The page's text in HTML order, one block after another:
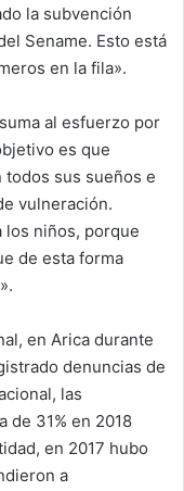
la subvención
Sename. Esto está
en la fila».
al esfuerzo por
es que
sus sueños e
vulneración.
los niños, porque
de esta forma
en Arica durante
denuncias de
las
de 31% en 2018
en 2017 hubo
a